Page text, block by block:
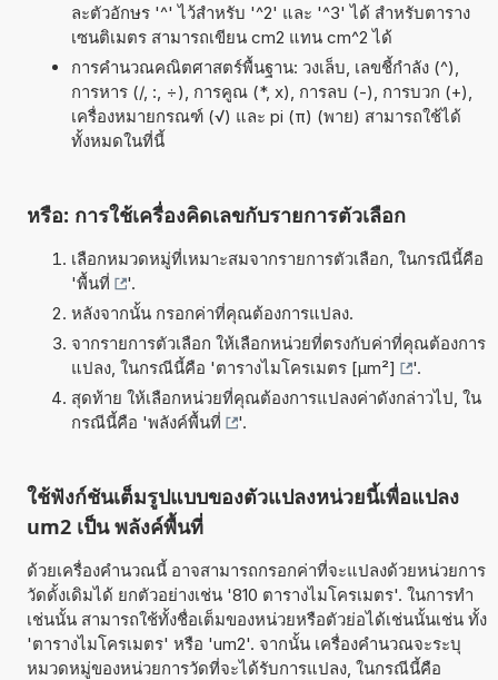
ละตัวอักษร '^' ไว้สำหรับ '^2' และ '^3' ได้ สำหรับตาราง
เซนติเมตร สามารถเขียน cm2 แทน cm^2 ได้
การคำนวณคณิตศาสตร์พื้นฐาน: วงเล็บ, เลขชี้กำลัง (^),
การหาร (/, :, ÷), การคูณ (*, x), การลบ (-), การบวก (+),
เครื่องหมายกรณฑ์ (√) และ pi (π) (พาย) สามารถใช้ได้
ทั้งหมดในที่นี้
หรือ: การใช้เครื่องคิดเลขกับรายการตัวเลือก
เลือกหมวดหมู่ที่เหมาะสมจากรายการตัวเลือก, ในกรณีนี้คือ
'พื้นที่
'.
หลังจากนั้น กรอกค่าที่คุณต้องการแปลง.
จากรายการตัวเลือก ให้เลือกหน่วยที่ตรงกับค่าที่คุณต้องการ
แปลง, ในกรณีนี้คือ 'ตารางไมโครเมตร [µm²]
'.
สุดท้าย ให้เลือกหน่วยที่คุณต้องการแปลงค่าดังกล่าวไป, ใน
กรณีนี้คือ 'พลังค์พื้นที่ '.
ใช้ฟังก์ชันเต็มรูปแบบของตัวแปลงหน่วยนี้เพื่อแปลง
um2 เป็น พลังค์พื้นที่
ด้วยเครื่องคำนวณนี้ อาจสามารถกรอกค่าที่จะแปลงด้วยหน่วยการ
วัดดั้งเดิมได้ ยกตัวอย่างเช่น '810 ตารางไมโครเมตร'. ในการทำ
เช่นนั้น สามารถใช้ทั้งชื่อเต็มของหน่วยหรือตัวย่อได้เช่นนั้นเช่น ทั้ง
'ตารางไมโครเมตร' หรือ 'um2'. จากนั้น เครื่องคำนวณจะระบุ
หมวดหมู่ของหน่วยการวัดที่จะได้รับการแปลง, ในกรณีนี้คือ